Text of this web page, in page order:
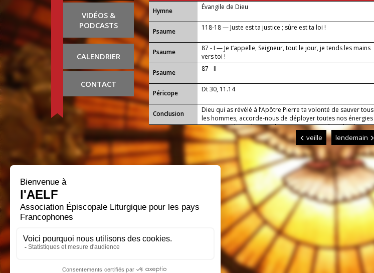
VIDÉOS &
PODCASTS
CALENDRIER
CONTACT
...
Hymne Évangile de Dieu
Psaume 118-18 — Juste est ta justice ; sûre est ta loi !
Psaume
87 - I — Je t’appelle, Seigneur, tout le jour, je tends les mains
vers toi !
Psaume
87 - II
Péricope Dt 30, 11.14
Conclusion
Dieu qui as révélé à l’Apôtre Pierre ta volonté de sauver tous
les hommes, accorde-nous de déployer toutes nos énergies
au service de ce dessein de ton amour. Par Jésus, le Christ,
notre Seigneur. Amen.
veille lendemain